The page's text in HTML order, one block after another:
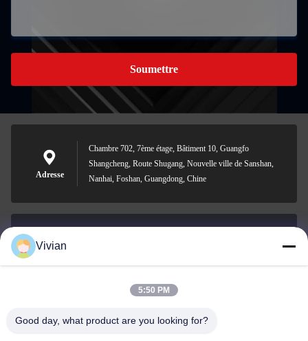
Soumettre
Adresse
Chambre 702, 7ème étage, Bâtiment 10, Guangfo
Shangcheng, Route Shugang, Nouvelle ville de Sanshan,
Nanhai, Foshan, Guangdong, Chine
0086-158-1879-0524
Vivian
5:50 PM
Good day, what product are you looking for?